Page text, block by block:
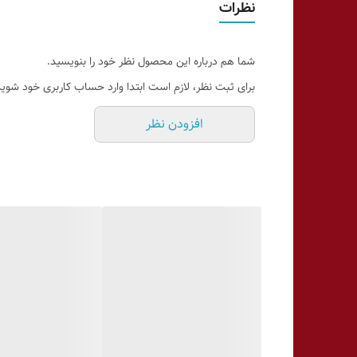
نظرات
شما هم درباره این محصول نظر خود را بنویسید.
برای ثبت نظر، لازم است ابتدا وارد حساب کاربری خود
افزودن نظر